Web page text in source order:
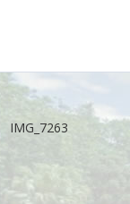
IMG_7263